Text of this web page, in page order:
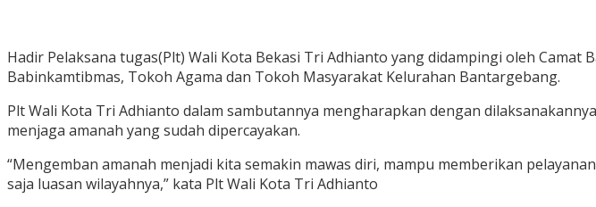
Hadir Pelaksana tugas(Plt) Wali Kota Bekasi Tri Adhianto yang didampingi oleh
Babinkamtibmas, Tokoh Agama dan Tokoh Masyarakat Kelurahan Bantargebang.
Plt Wali Kota Tri Adhianto dalam sambutannya mengharapkan dengan
menjaga amanah yang sudah dipercayakan.
“Mengemban amanah menjadi kita semakin mawas diri, mampu memberikan
saja luasan wilayahnya,” kata Plt Wali Kota Tri Adhianto